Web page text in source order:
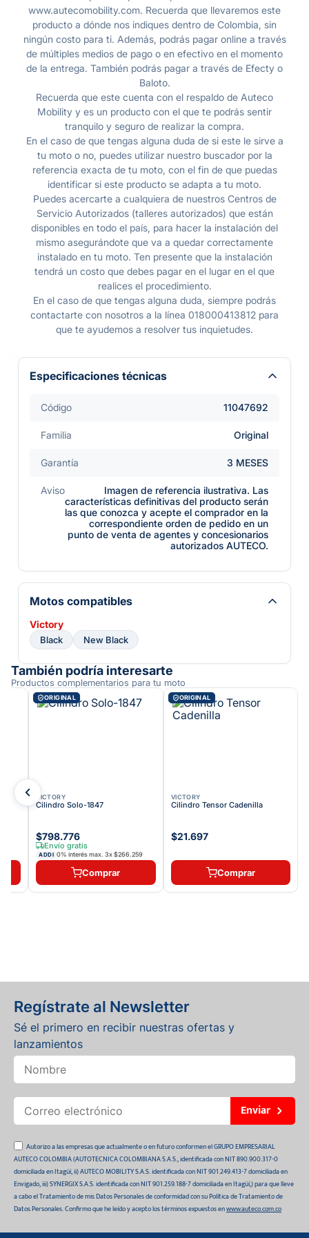
www.autecomobility.com. Recuerda que llevaremos este
producto a dónde nos indiques dentro de Colombia, sin
ningún costo para ti. Además, podrás pagar online a través
de múltiples medios de pago o en efectivo en el momento
de la entrega. También podrás pagar a través de Efecty o
Baloto.
Recuerda que este cuenta con el respaldo de Auteco
Mobility y es un producto con el que te podrás sentir
tranquilo y seguro de realizar la compra.
En el caso de que tengas alguna duda de si este le sirve a
tu moto o no, puedes utilizar nuestro buscador por la
referencia exacta de tu moto, con el fin de que puedas
identificar si este producto se adapta a tu moto.
Puedes acercarte a cualquiera de nuestros Centros de
Servicio Autorizados (talleres autorizados) que están
disponibles en todo el país, para hacer la instalación del
mismo asegurándote que va a quedar correctamente
instalado en tu moto. Ten presente que la instalación
tendrá un costo que debes pagar en el lugar en el que
realices el procedimiento.
En el caso de que tengas alguna duda, siempre podrás
contactarte con nosotros a la línea 018000413812 para
que te ayudemos a resolver tus inquietudes.
Especificaciones técnicas
Código 11047692
Familia Original
Garantía 3 MESES
Aviso
Imagen de referencia ilustrativa. Las
características definitivas del producto serán
las que conozca y acepte el comprador en la
correspondiente orden de pedido en un
punto de venta de agentes y concesionarios
autorizados AUTECO.
Motos compatibles
Victory
Black New Black
También podría interesarte
Productos complementarios para tu moto
ORIGINAL
VICTORY
Cilindro Solo-1847
$798.776
Envío gratis
ADDI 0% interés max.3x$266.259
Comprar
ORIGINAL
VICTORY
Cilindro Tensor Cadenilla
$21.697
Comprar
Regístrate al Newsletter
Sé el primero en recibir nuestras ofertas y
lanzamientos
Enviar
Autorizo a las empresas que actualmente o en futuro conformen el GRUPO EMPRESARIAL
AUTECO COLOMBIA (AUTOTECNICA COLOMBIANA S.A.S., identificada con NIT 890.900.317-0
domiciliada en Itagüí, ii) AUTECO MOBILITY S.A.S. identificada con NIT 901.249.413-7 domiciliada en
Envigado, iii) SYNERGIX S.A.S. identificada con NIT 901.259.188-7 domiciliada en Itagüí,) para que lleve
a cabo el Tratamiento de mis Datos Personales de conformidad con su Política de Tratamiento de
Datos Personales. Confirmo que he leído y acepto los términos expuestos enwww.auteco.com.co